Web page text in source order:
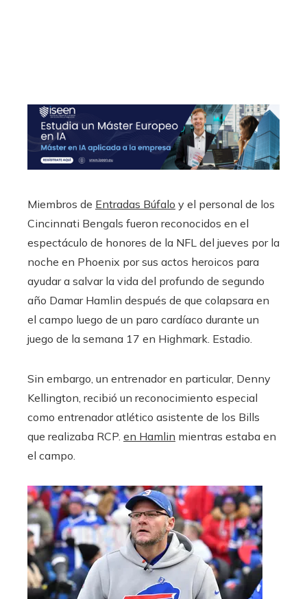
Miembros de Entradas Búfalo y el personal de los
Cincinnati Bengals fueron reconocidos en el
espectáculo de honores de la NFL del jueves por la
noche en Phoenix por sus actos heroicos para
ayudar a salvar la vida del profundo de segundo
año Damar Hamlin después de que colapsara en
el campo luego de un paro cardíaco durante un
juego de la semana 17 en Highmark. Estadio.
Sin embargo, un entrenador en particular, Denny
Kellington, recibió un reconocimiento especial
como entrenador atlético asistente de los Bills
que realizaba RCP. en Hamlin mientras estaba en
el campo.